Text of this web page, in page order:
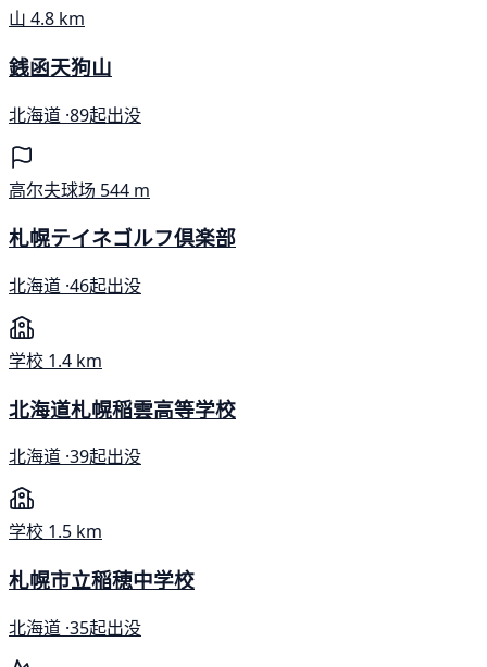
山 4.8 km
銭函天狗山
北海道 ·89起出没
高尔夫球场 544 m
札幌テイネゴルフ倶楽部
北海道 ·46起出没
学校 1.4 km
北海道札幌稲雲高等学校
北海道 ·39起出没
学校 1.5 km
札幌市立稲穂中学校
北海道 ·35起出没